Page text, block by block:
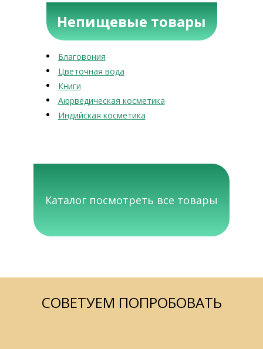
Непищевые товары
Благовония
Цветочная вода
Книги
Аюрведическая косметика
Индийская косметика
Каталог посмотреть все товары
СОВЕТУЕМ ПОПРОБОВАТЬ